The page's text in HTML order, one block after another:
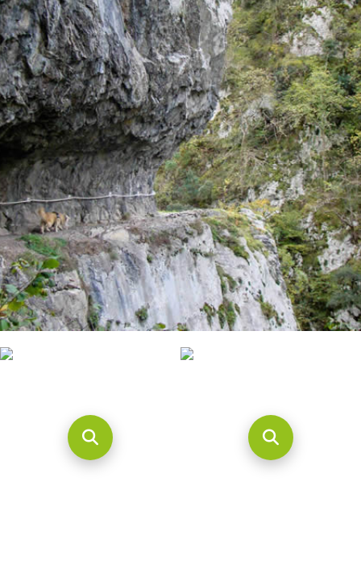
TIENDA
AGENDA
OFERTAS
CONTACTO